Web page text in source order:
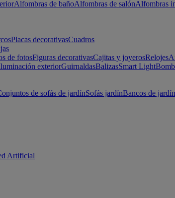
Alfombras de bañoAlfombras de salónAlfombras
Placas decorativasCuadros
de fotosFiguras decorativasCajitas y joyerosRelojes
exteriorGuirnaldasBalizasSmart Light
de sofás de jardínSofás jardínBancos de jardín
Artificial